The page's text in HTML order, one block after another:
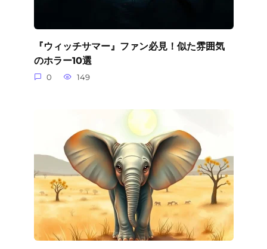
『ウィッチサマー』ファン必見！似た雰囲気
のホラー10選
0 149